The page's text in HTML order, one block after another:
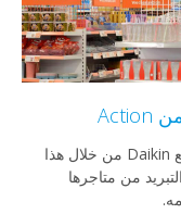
تعمل شركة Action على تعزيز شراكتها مع Daikin من خلال هذا
من متاجرها